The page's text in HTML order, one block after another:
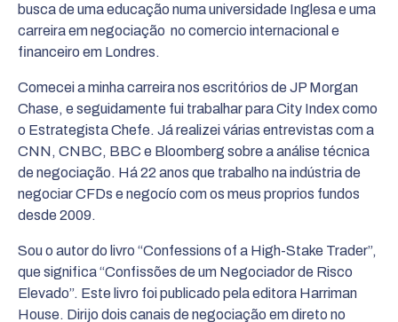
busca de uma educação numa universidade Inglesa e uma
carreira em negociação no comercio internacional e
financeiro em Londres.
Comecei a minha carreira nos escritórios de JP Morgan
Chase, e seguidamente fui trabalhar para City Index como
o Estrategista Chefe. Já realizei várias entrevistas com a
CNN, CNBC, BBC e Bloomberg sobre a análise técnica
de negociação. Há 22 anos que trabalho na indústria de
negociar CFDs e negocío com os meus proprios fundos
desde 2009.
Sou o autor do livro “Confessions of a High-Stake Trader”,
que significa “Confissões de um Negociador de Risco
Elevado”. Este livro foi publicado pela editora Harriman
House. Dirijo dois canais de negociação em direto no